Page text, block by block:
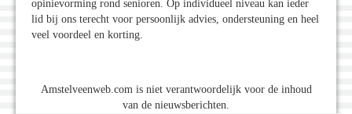
opinievorming rond senioren. Op individueel niveau kan ieder
lid bij ons terecht voor persoonlijk advies, ondersteuning en heel
veel voordeel en korting.
Amstelveenweb.com is niet verantwoordelijk voor de inhoud
van de nieuwsberichten.